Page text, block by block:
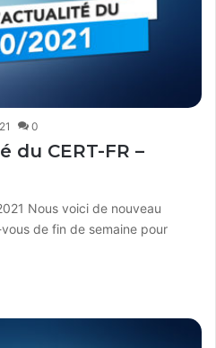
0
du CERT-FR –
Nous voici de nouveau
de fin de semaine pour